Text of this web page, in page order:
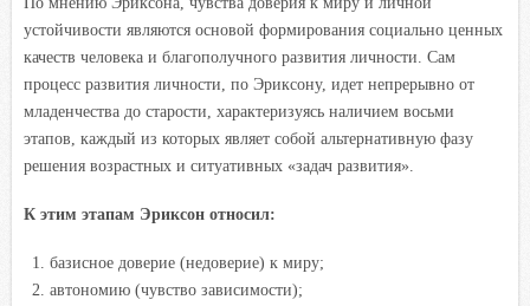
устойчивости являются основой формирования социально ценных
качеств человека и благополучного развития личности. Сам
процесс развития личности, по Эриксону, идет непрерывно от
младенчества до старости, характеризуясь наличием восьми
этапов, каждый из которых являет собой альтернативную фазу
решения возрастных и ситуативных «задач развития».
К этим этапам Эриксон относил:
базисное доверие (недоверие) к миру;
автономию (чувство зависимости);